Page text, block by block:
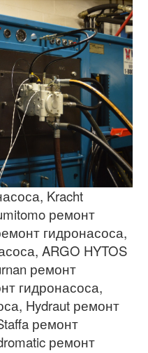
, Kracht
ремонт
гидронасоса,
, ARGO HYTOS
ремонт
гидронасоса,
, Hydraut ремонт
ремонт
ремонт